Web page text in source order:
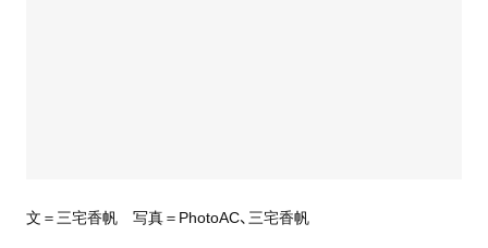
文＝三宅香帆 写真＝PhotoAC、三宅香帆